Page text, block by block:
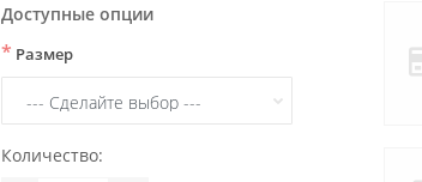
Доступные опции
* Размер
Количество: